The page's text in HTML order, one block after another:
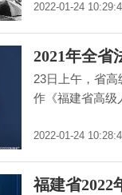
2022-01-24
2021年全省
23日上午，省
作《福建省高级
2022-01-24
福建省2022